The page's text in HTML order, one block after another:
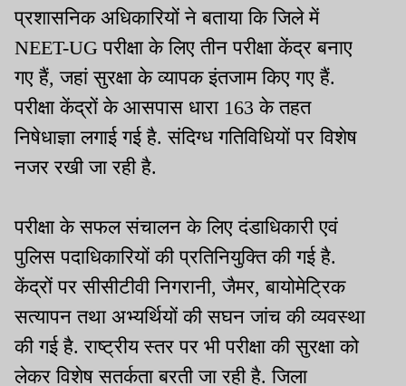
प्रशासनिक अधिकारियों ने बताया कि जिले में
NEET-UG परीक्षा के लिए तीन परीक्षा केंद्र बनाए
गए हैं, जहां सुरक्षा के व्यापक इंतजाम किए गए हैं.
परीक्षा केंद्रों के आसपास धारा 163 के तहत
निषेधाज्ञा लगाई गई है. संदिग्ध गतिविधियों पर विशेष
नजर रखी जा रही है.
परीक्षा के सफल संचालन के लिए दंडाधिकारी एवं
पुलिस पदाधिकारियों की प्रतिनियुक्ति की गई है.
केंद्रों पर सीसीटीवी निगरानी, जैमर, बायोमेट्रिक
सत्यापन तथा अभ्यर्थियों की सघन जांच की व्यवस्था
की गई है. राष्ट्रीय स्तर पर भी परीक्षा की सुरक्षा को
लेकर विशेष सतर्कता बरती जा रही है. जिला